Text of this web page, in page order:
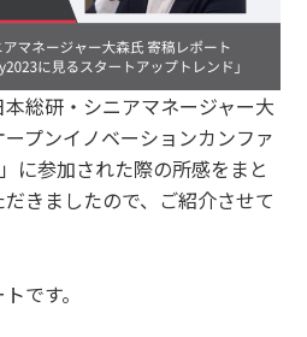
総研・シニアマネージャー大
プンイノベーションカンファ
に参加された際の所感をまと
きましたので、ご紹介させて
です。